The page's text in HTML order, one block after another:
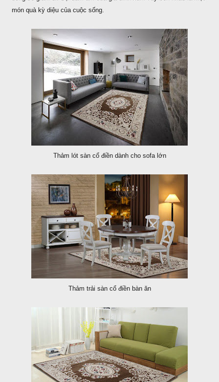
món quà kỳ diệu của cuộc sống.
Thảm lót sàn cổ điền dành cho sofa lớn
Thảm trải sàn cổ điền bàn ăn